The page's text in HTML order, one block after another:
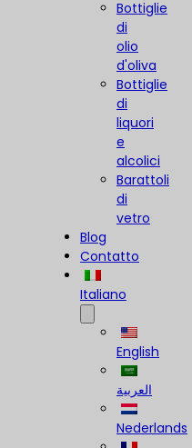
Bottiglie
di
olio
d'oliva
Bottiglie
di
liquori
e
alcolici
Barattoli
di
vetro
Blog
Contatto
Italiano
English
العربية
Nederlands